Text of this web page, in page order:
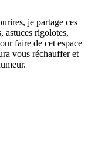
je partage ces
astuces rigolotes,
faire de cet espace
vous réchauffer et